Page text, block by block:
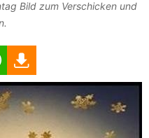
Bild zum Verschicken und